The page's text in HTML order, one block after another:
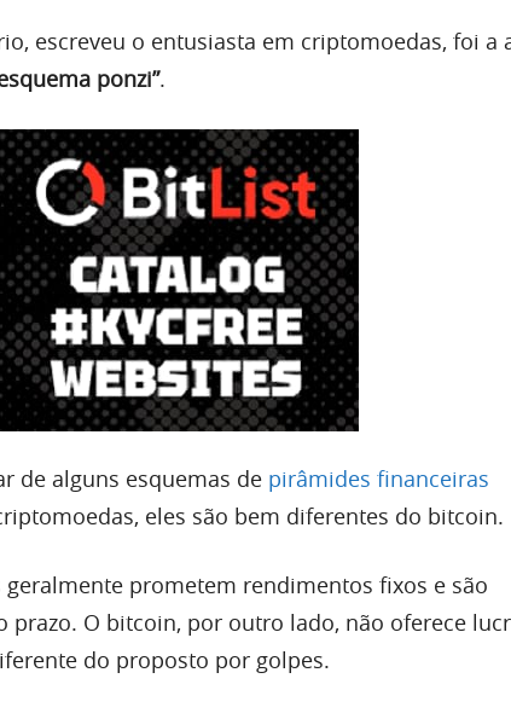
escreveu o entusiasta em criptomoedas, foi a
ponzi”.
de alguns esquemas de pirâmides financeiras
eles são bem diferentes do bitcoin.
prometem rendimentos fixos e são
prazo. O bitcoin, por outro lado, não oferece
do proposto por golpes.